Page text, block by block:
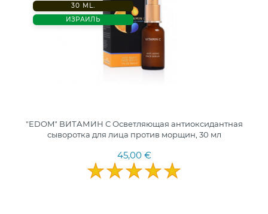
30 ML.
ИЗРАИЛЬ
"EDOM" ВИТАМИН С Осветляющая антиоксидантная
сыворотка для лица против морщин, 30 мл
45,00 €